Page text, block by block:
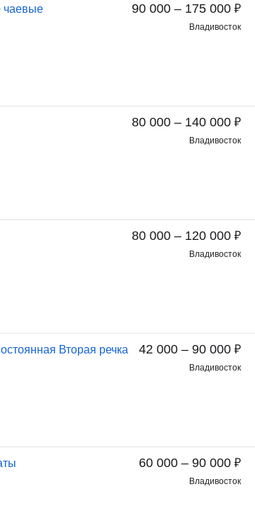
90 000 – 175 000 ₽
Владивосток
чаевые
80 000 – 140 000 ₽
Владивосток
80 000 – 120 000 ₽
Владивосток
42 000 – 90 000 ₽
Владивосток
Вторая речка
60 000 – 90 000 ₽
Владивосток